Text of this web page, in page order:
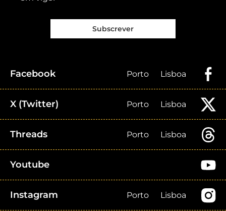
Subscrever
Facebook Porto Lisboa
X (Twitter) Porto Lisboa
Threads Porto Lisboa
Youtube
Instagram Porto Lisboa